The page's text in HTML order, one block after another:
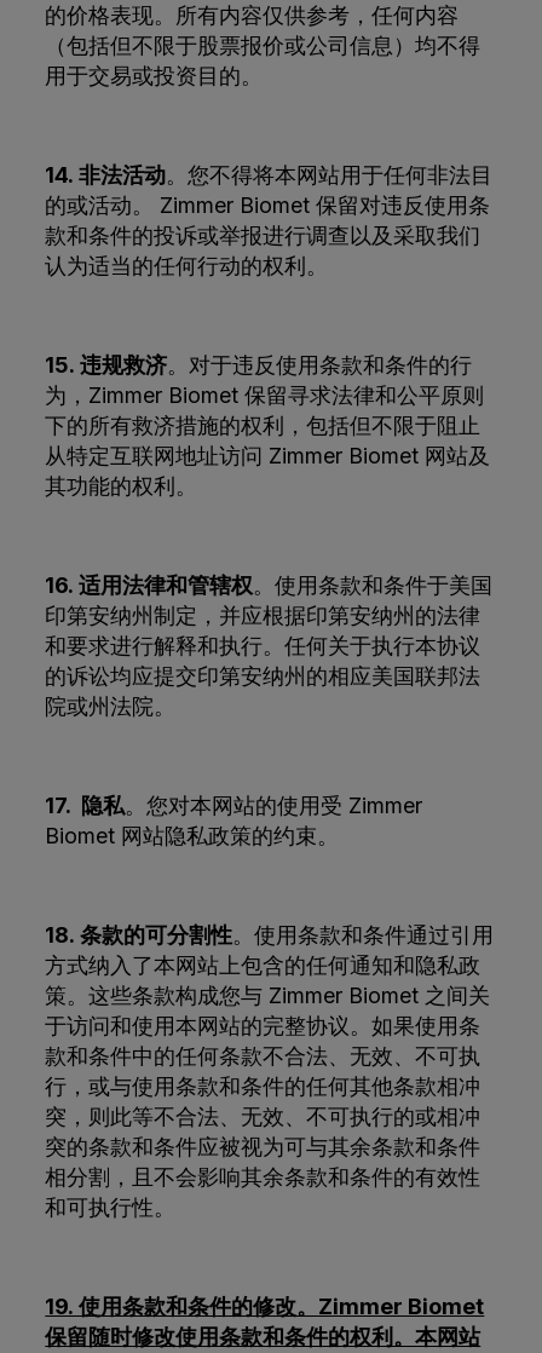
的价格表现。所有内容仅供参考，任何内容
（包括但不限于股票报价或公司信息）均不得
用于交易或投资目的。
14. 非法活动。您不得将本网站用于任何非法目
的或活动。 Zimmer Biomet 保留对违反使用条
款和条件的投诉或举报进行调查以及采取我们
认为适当的任何行动的权利。
15. 违规救济。对于违反使用条款和条件的行
为，Zimmer Biomet 保留寻求法律和公平原则
下的所有救济措施的权利，包括但不限于阻止
从特定互联网地址访问 Zimmer Biomet 网站及
其功能的权利。
16. 适用法律和管辖权。使用条款和条件于美国
印第安纳州制定，并应根据印第安纳州的法律
和要求进行解释和执行。任何关于执行本协议
的诉讼均应提交印第安纳州的相应美国联邦法
院或州法院。
17. 隐私。您对本网站的使用受 Zimmer
Biomet 网站隐私政策的约束。
18. 条款的可分割性。使用条款和条件通过引用
方式纳入了本网站上包含的任何通知和隐私政
策。这些条款构成您与 Zimmer Biomet 之间关
于访问和使用本网站的完整协议。如果使用条
款和条件中的任何条款不合法、无效、不可执
行，或与使用条款和条件的任何其他条款相冲
突，则此等不合法、无效、不可执行的或相冲
突的条款和条件应被视为可与其余条款和条件
相分割，且不会影响其余条款和条件的有效性
和可执行性。
19. 使用条款和条件的修改。Zimmer Biomet
保留随时修改使用条款和条件的权利。本网站